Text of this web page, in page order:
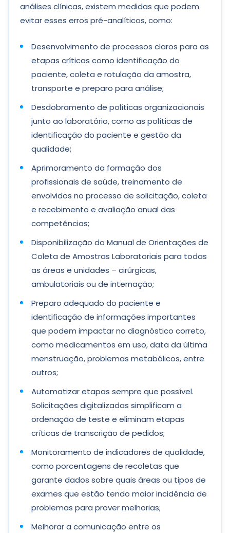
análises clínicas, existem medidas que podem
evitar esses erros pré-analíticos, como:
Desenvolvimento de processos claros para as
etapas críticas como identificação do
paciente, coleta e rotulação da amostra,
transporte e preparo para análise;
Desdobramento de políticas organizacionais
junto ao laboratório, como as políticas de
identificação do paciente e gestão da
qualidade;
Aprimoramento da formação dos
profissionais de saúde, treinamento de
envolvidos no processo de solicitação, coleta
e recebimento e avaliação anual das
competências;
Disponibilização do Manual de Orientações de
Coleta de Amostras Laboratoriais para todas
as áreas e unidades – cirúrgicas,
ambulatoriais ou de internação;
Preparo adequado do paciente e
identificação de informações importantes
que podem impactar no diagnóstico correto,
como medicamentos em uso, data da última
menstruação, problemas metabólicos, entre
outros;
Automatizar etapas sempre que possível.
Solicitações digitalizadas simplificam a
ordenação de teste e eliminam etapas
críticas de transcrição de pedidos;
Monitoramento de indicadores de qualidade,
como porcentagens de recoletas que
garante dados sobre quais áreas ou tipos de
exames que estão tendo maior incidência de
problemas para prover melhorias;
Melhorar a comunicação entre os